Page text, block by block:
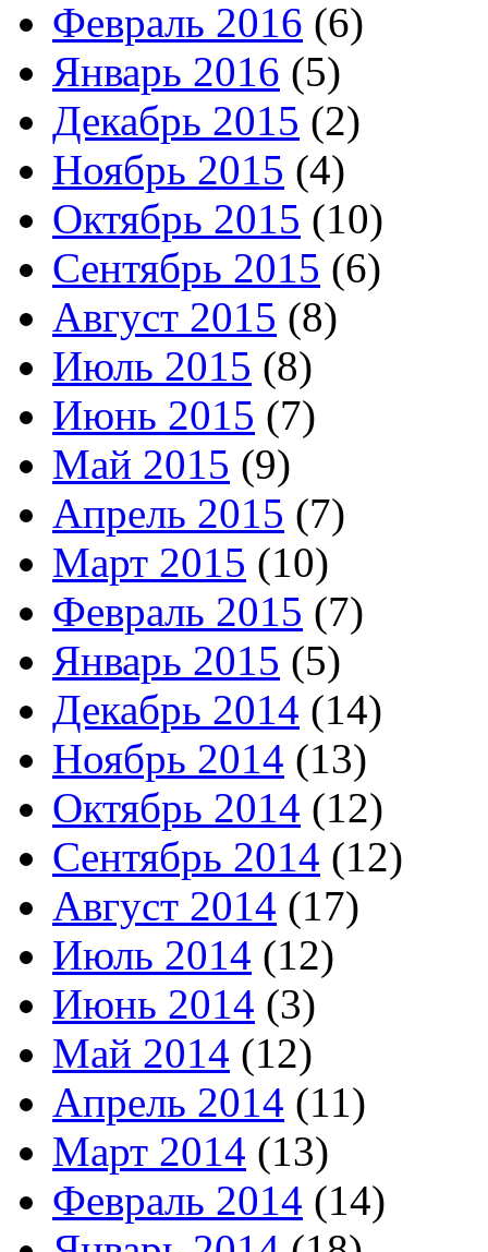
Февраль 2016 (6)
Январь 2016 (5)
Декабрь 2015 (2)
Ноябрь 2015 (4)
Октябрь 2015 (10)
Сентябрь 2015 (6)
Август 2015 (8)
Июль 2015 (8)
Июнь 2015 (7)
Май 2015 (9)
Апрель 2015 (7)
Март 2015 (10)
Февраль 2015 (7)
Январь 2015 (5)
Декабрь 2014 (14)
Ноябрь 2014 (13)
Октябрь 2014 (12)
Сентябрь 2014 (12)
Август 2014 (17)
Июль 2014 (12)
Июнь 2014 (3)
Май 2014 (12)
Апрель 2014 (11)
Март 2014 (13)
Февраль 2014 (14)